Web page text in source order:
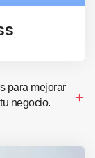
para mejorar
negocio.